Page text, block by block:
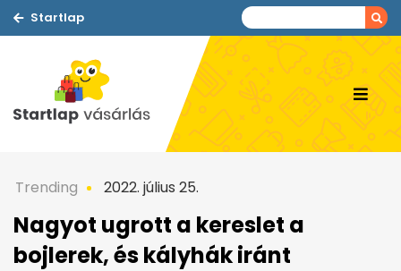
Startlap
Trending 2022. július 25.
Nagyot ugrott a kereslet a
bojlerek, és kályhák iránt